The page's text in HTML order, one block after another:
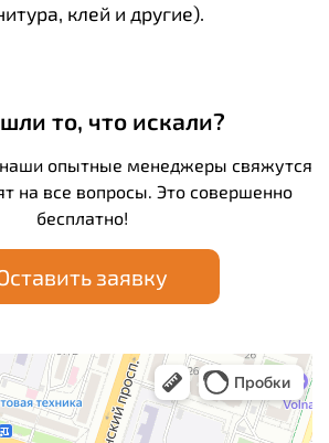
клей и другие).
то, что искали?
наши опытные менеджеры свяжутся
на все вопросы. Это совершенно
бесплатно!
заявку